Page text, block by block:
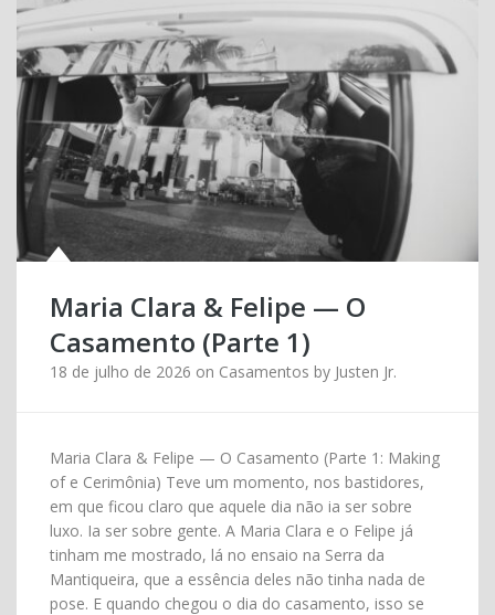
Maria Clara & Felipe — O
Casamento (Parte 1)
18 de julho de 2026 on Casamentos by Justen Jr.
Maria Clara & Felipe — O Casamento (Parte 1: Making
of e Cerimônia) Teve um momento, nos bastidores,
em que ficou claro que aquele dia não ia ser sobre
luxo. Ia ser sobre gente. A Maria Clara e o Felipe já
tinham me mostrado, lá no ensaio na Serra da
Mantiqueira, que a essência deles não tinha nada de
pose. E quando chegou o dia do casamento, isso se